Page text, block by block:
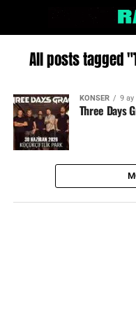
All posts tagged
KONSER 9 ay
Three Days